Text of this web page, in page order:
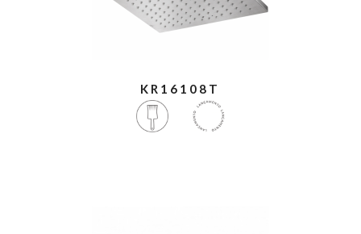
KR16108T